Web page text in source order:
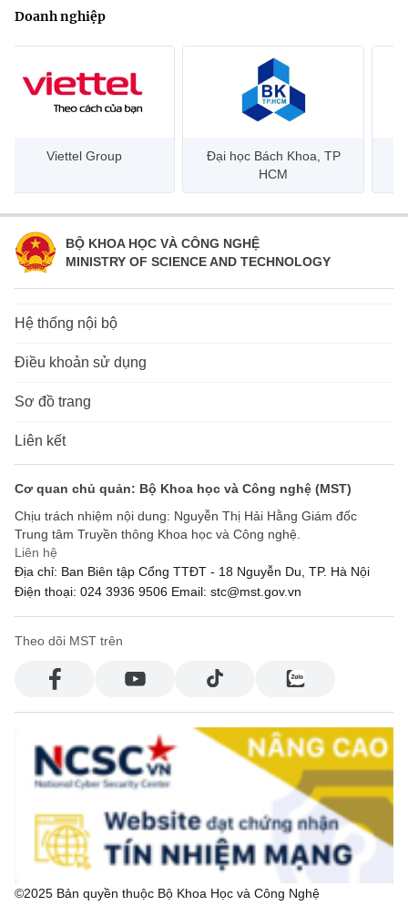
Doanh nghiệp
Đại học Bách Khoa, TP
Bưu điện Việt Nam –
Vietnam Post
BỘ KHOA HỌC VÀ CÔNG NGHỆ
MINISTRY OF SCIENCE AND TECHNOLOGY
Hệ thống nội bộ
Điều khoản sử dụng
Sơ đồ trang
Liên kết
Cơ quan chủ quản: Bộ Khoa học và Công nghệ (MST)
Chịu trách nhiệm nội dung: Nguyễn Thị Hải Hằng Giám đốc
Trung tâm Truyền thông Khoa học và Công nghệ.
Liên hệ
Địa chỉ: Ban Biên tập Cổng TTĐT - 18 Nguyễn Du, TP. Hà Nội
Điện thoại: 024 3936 9506 Email: stc@mst.gov.vn
Theo dõi MST trên
©2025 Bản quyền thuộc Bộ Khoa Học và Công Nghệ